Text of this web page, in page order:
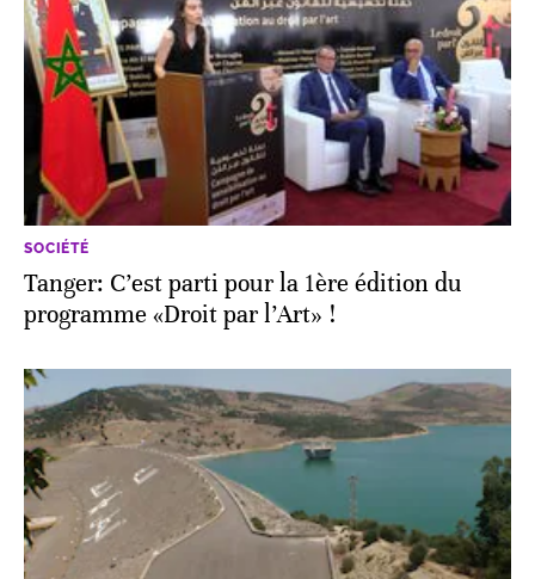
SOCIÉTÉ
Tanger: C’est parti pour la 1ère édition du
programme «Droit par l’Art» !